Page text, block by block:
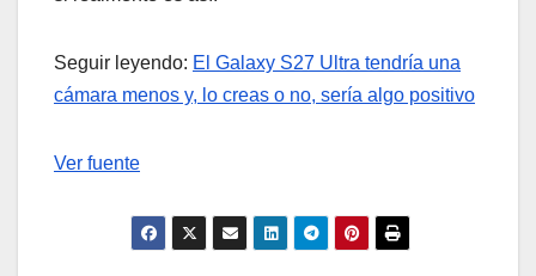
Seguir leyendo: El Galaxy S27 Ultra tendría una
cámara menos y, lo creas o no, sería algo positivo
Ver fuente